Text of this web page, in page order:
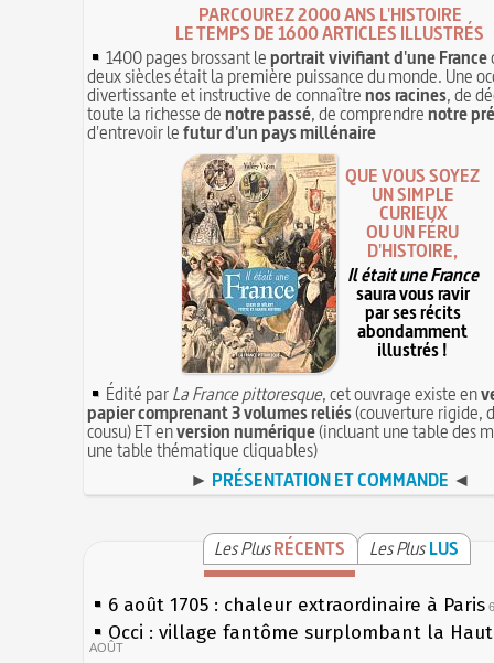
PARCOUREZ 2000 ANS L'HISTOIRE
LE TEMPS DE 1600 ARTICLES ILLUSTRÉS
1400 pages brossant leportrait vivifiant d'une France
deux siècles était la première puissance du monde. Une
divertissante et instructive de connaîtrenos racines, de
toute la richesse denotre passé, de comprendrenotre
d'entrevoir lefutur d'un pays millénaire
QUE VOUS SOYEZ
UN SIMPLE
CURIEUX
OU UN FÉRU
D'HISTOIRE,
Il était une France
saura vous ravir
par ses récits
abondamment
illustrés !
Édité parLa France pittoresque, cet ouvrage existe en
papier comprenant 3 volumes reliés(couverture rigide,
cousu) ET enversion numérique(incluant une table des
une table thématique cliquables)
► PRÉSENTATION ET COMMANDE ◄
Les PlusRÉCENTS Les Plus LUS
6 août 1705 : chaleur extraordinaire à Paris
Occi : village fantôme surplombant la
AOÛT